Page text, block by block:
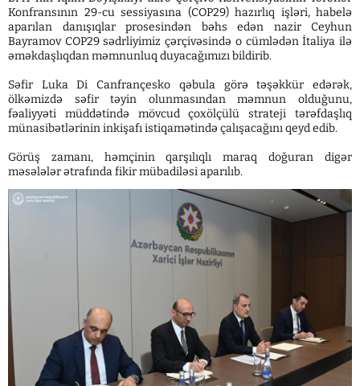
Konfransının 29-cu sessiyasına (COP29) hazırlıq işləri, habelə
aparılan danışıqlar prosesindən bəhs edən nazir Ceyhun
Bayramov COP29 sədrliyimiz çərçivəsində o cümlədən İtaliya ilə
əməkdaşlıqdan məmnunluq duyacağımızı bildirib.
Səfir Luka Di Canfrançesko qəbula görə təşəkkür edərək,
ölkəmizdə səfir təyin olunmasından məmnun olduğunu,
fəaliyyəti müddətində mövcud çoxölçülü strateji tərəfdaşlıq
münasibətlərinin inkişafı istiqamətində çalışacağını qeyd edib.
Görüş zamanı, həmçinin qarşılıqlı maraq doğuran digər
məsələlər ətrafında fikir mübadiləsi aparılıb.